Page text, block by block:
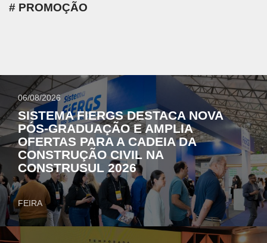
PROMOÇÃO
06/08/2026
SISTEMA FIERGS DESTACA NOVA
PÓS-GRADUAÇÃO E AMPLIA
OFERTAS PARA A CADEIA DA
CONSTRUÇÃO CIVIL NA
CONSTRUSUL 2026
FEIRA